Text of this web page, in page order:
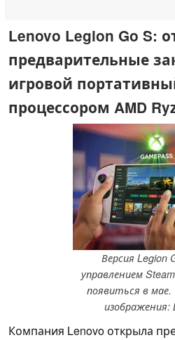
Lenovo Legion Go S:
предварительные
игровой
процессором AMD
Версия Legion
управлением
появиться в
изображения:
Компания Lenovo открыла